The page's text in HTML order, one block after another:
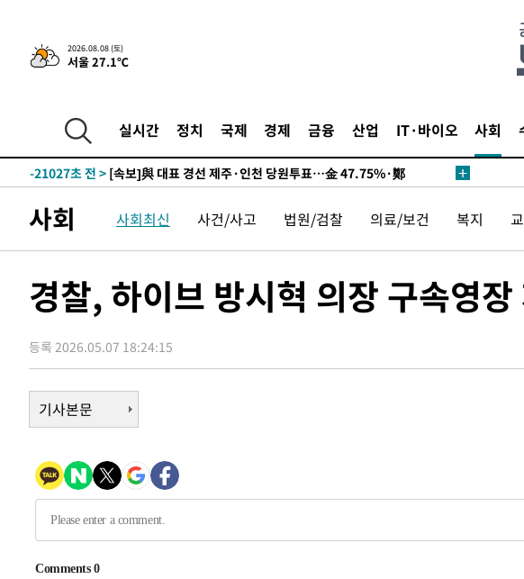
2026.08.08 (토)
서울 27.1℃
실시간 정치 국제 경제 금융 산업 IT·바이오 사회
8시간 전 >[속보]뉴욕증시 상승 마감…S&P 0.6% 나스닥 1.3%↑
-21792초 전 >
[속보]與최고위원 제주·인천 순회경선…박선원·최민희·서미화·
한민수·김용 순
-21745초 전 >
청래 44.56%
-21027초 전 > [속보]與 대표 경선 제주·인천 당원투표…金 47.75%·鄭
것"
-20496초 전 >
[속보]與 당대표 경선, 제주·인천 권리당원 투표 김민석 승리
-14270초 전 >낮 최고 35도 '무더위'…동해안 시간당 30㎜ '강한 비'[내일날씨]
틀레티코 이적"
-13322초 전 >
수도권 40도 육박 '펄펄'…동해안 일부 지역엔 호의주의보
-6236초 전 >강릉에 시간당 81.4㎜ 물폭탄…도로 잠기고 담벼락 붕괴
-2343초 전 >백운산서 80년근 천종산삼 9뿌리 발견…감정가 1.3억원
-53초 전 >선재도서 해루질 나섰다 실종 60대, 닷새 만에 숨진 채 발견
40분 전 >남자 농구, 나고야 아시안게임서 '홈팀' 일본과 한일전
1시간 전 > 극한폭염 한풀 꺾이지만…'낮 최고 35도' 무더위, 열대야 계속[다음주
날씨]
2시간 전 >축구협회 "압수수색·성접대 논란 사과…쇄신의 기회로 삼겠다"
3시간 전 >[속보]'압수수색·성접대 논란' 축구협회 "실망과 걱정 안겨드려 죄송"
사회 사회최신 사건/사고 법원/검찰 의료/보건 복지
경찰, 하이브 방시혁 의장 구속영
등록 2026.05.07 18:24:15
기사본문